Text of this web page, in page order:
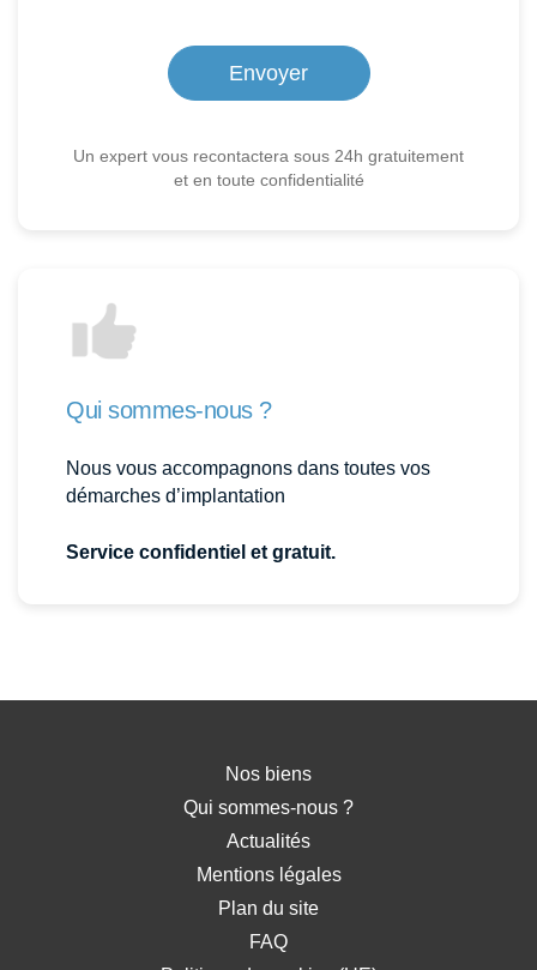
Un expert vous recontactera sous 24h gratuitement
et en toute confidentialité
Qui sommes-nous ?
Nous vous accompagnons dans toutes vos
démarches d’implantation
Service confidentiel et gratuit.
Nos biens
Qui sommes-nous ?
Actualités
Mentions légales
Plan du site
FAQ